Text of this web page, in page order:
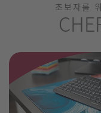
초보자를